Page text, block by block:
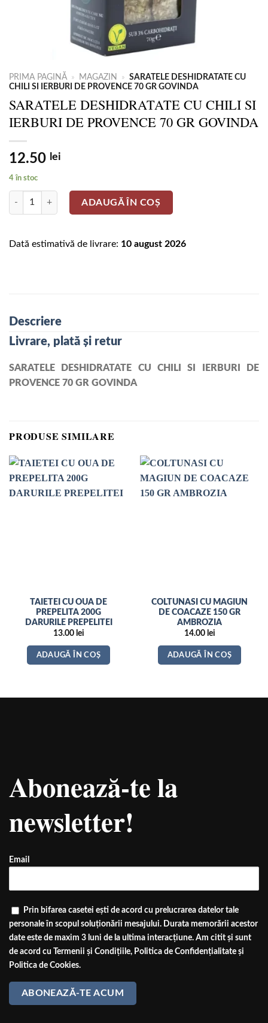
PRIMA PAGINĂ » MAGAZIN » SARATELE DESHIDRATATE CU
CHILI SI IERBURI DE PROVENCE 70 GR GOVINDA
SARATELE DESHIDRATATE CU CHILI SI
IERBURI DE PROVENCE 70 GR GOVINDA
12.50 lei
4 în stoc
Cantitate SARATELE DESHIDRATATE CU CHILI SI IERBURI DE
ADAUGĂ ÎN COȘ
Dată estimativă de livrare: 10 august 2026
Descriere
Livrare, plată și retur
SARATELE DESHIDRATATE CU CHILI SI IERBURI DE
PROVENCE 70 GR GOVINDA
PRODUSE SIMILARE
TAIETEI CU OUA DE
PREPELITA 200G
DARURILE PREPELITEI
13.00 lei
ADAUGĂ ÎN COȘ
COLTUNASI CU MAGIUN
DE COACAZE 150 GR
AMBROZIA
14.00 lei
ADAUGĂ ÎN COȘ
Abonează-te la
newsletter!
Email
Prin bifarea casetei ești de acord cu prelucrarea datelor tale
personale în scopul soluționării mesajului. Durata memorării acestor
date este de maxim 3 luni de la ultima interacțiune. Am citit și sunt
de acord cu Termenii și Condițiile, Politica de Confidențialitate și
Politica de Cookies.